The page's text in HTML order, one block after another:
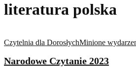
literatura polska
Czytelnia dla DorosłychMinione
Narodowe Czytanie 2023